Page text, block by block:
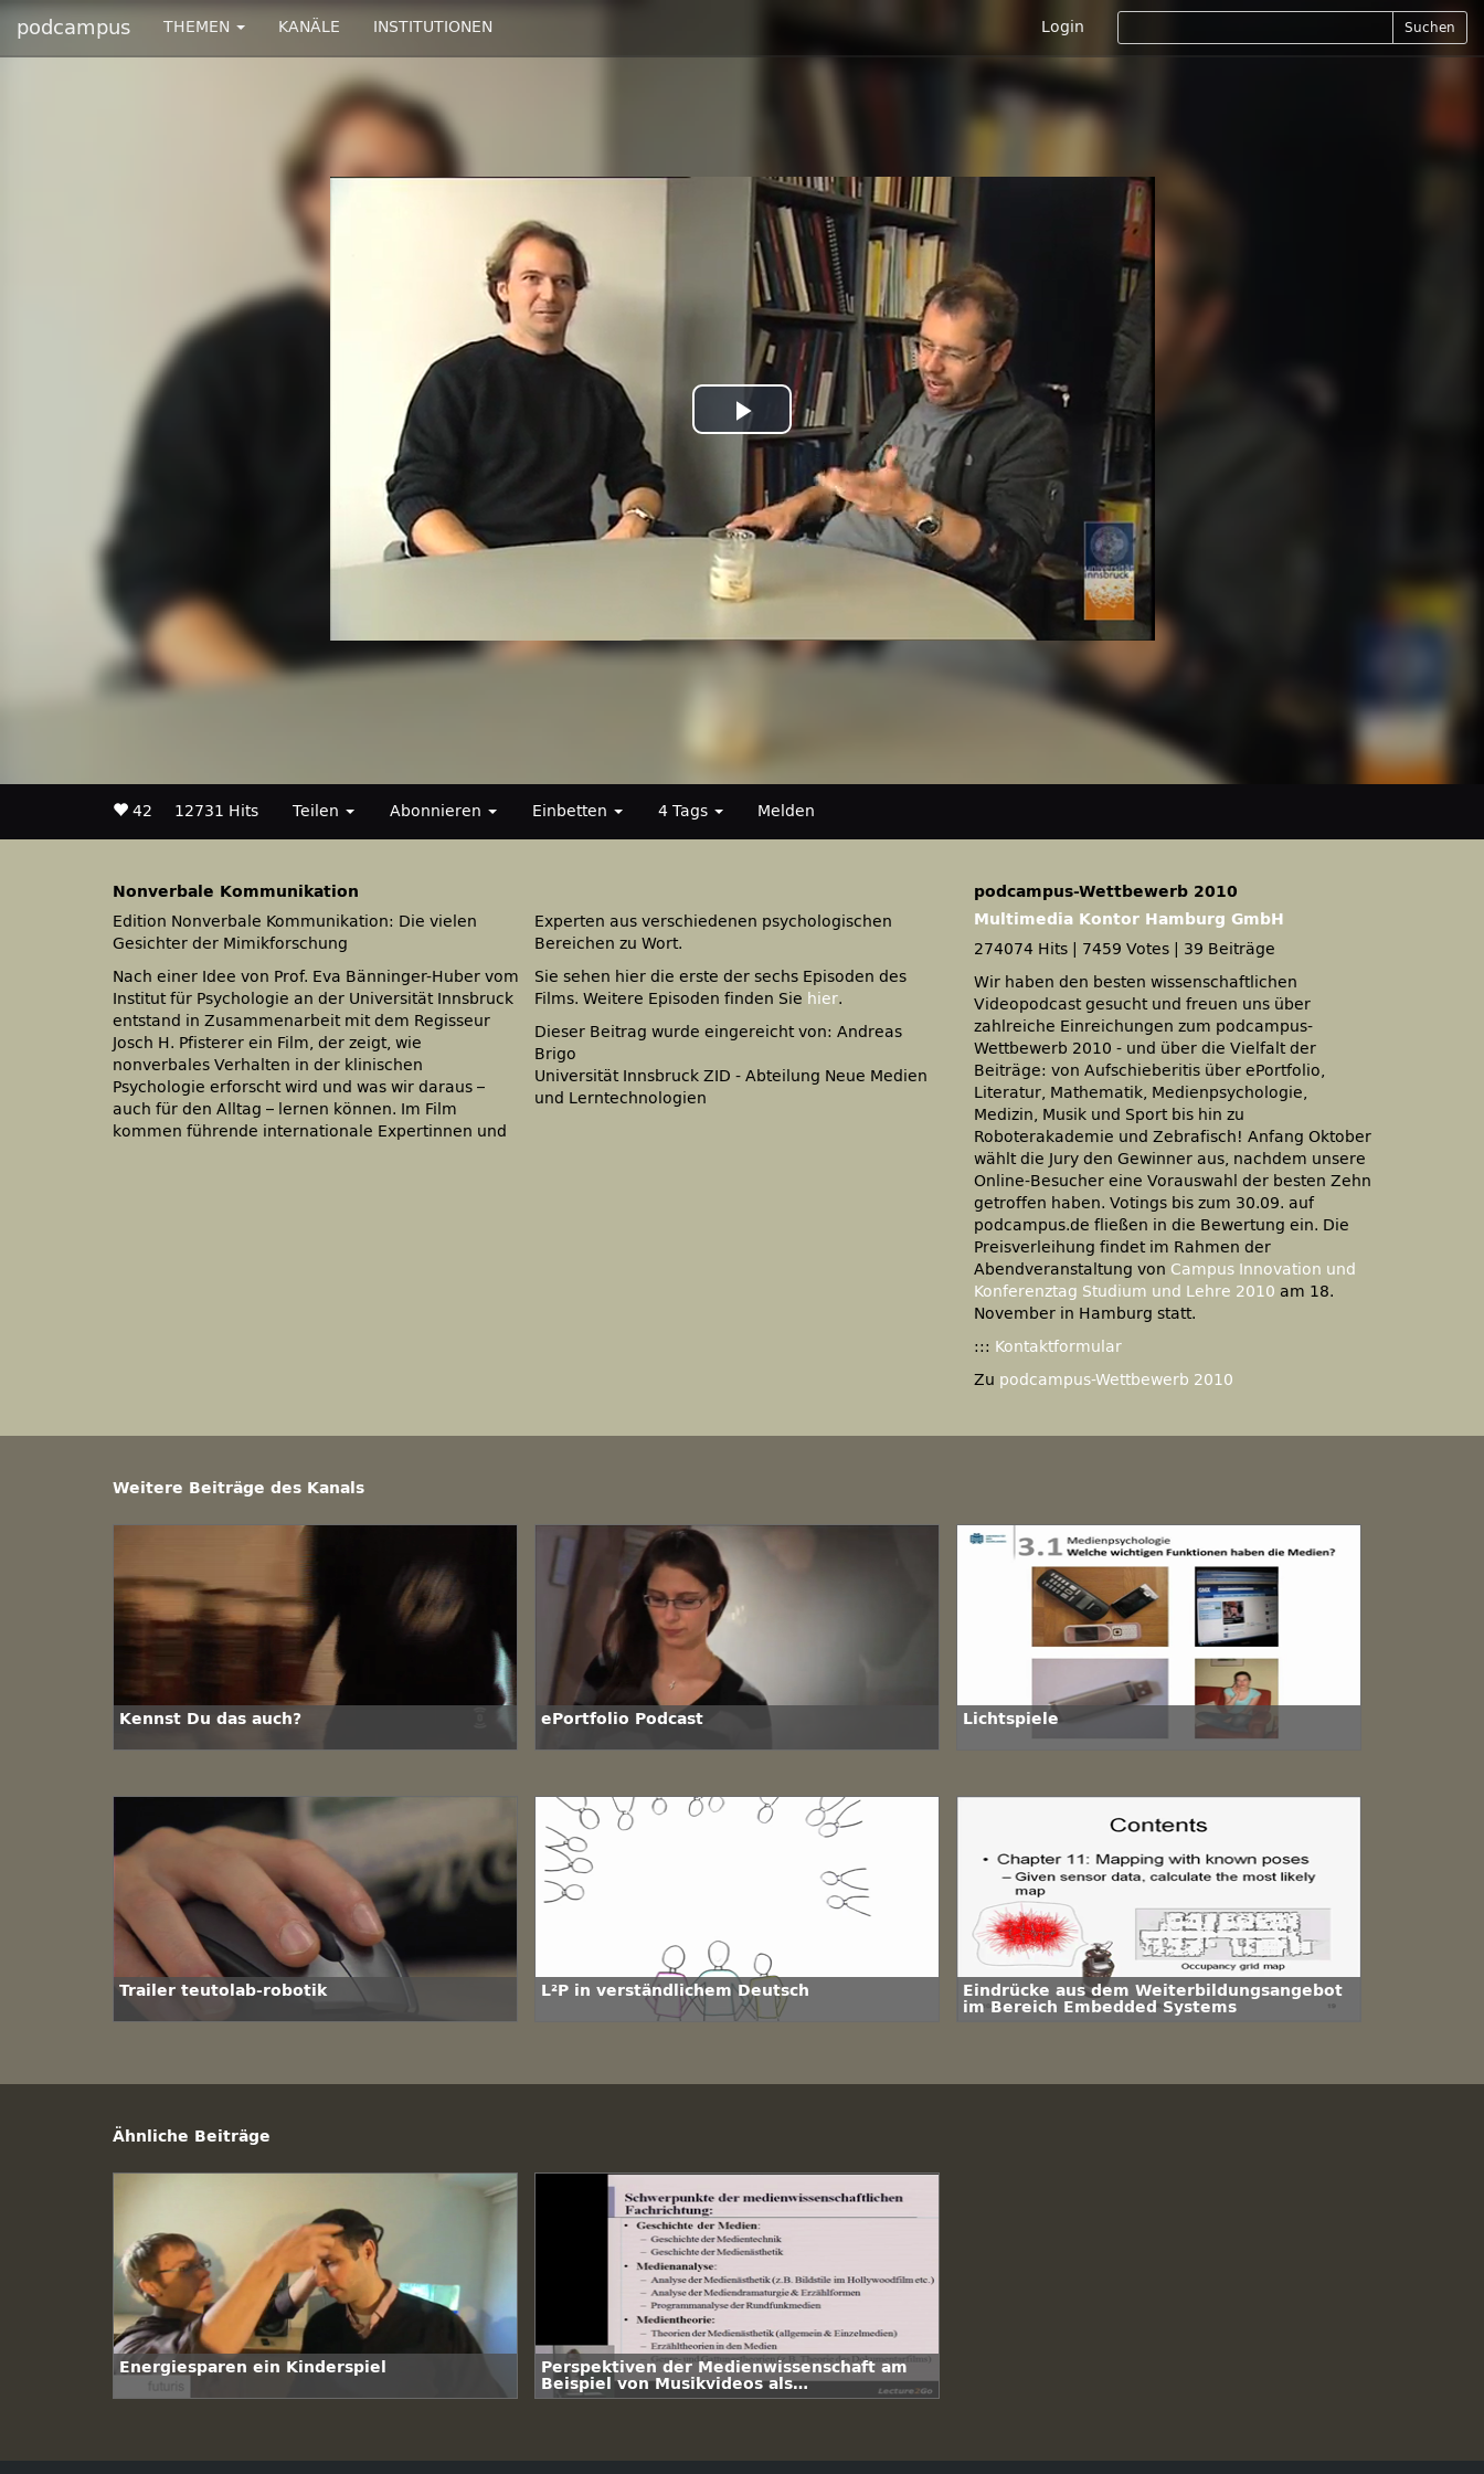
podcampus THEMEN KANÄLE INSTITUTIONEN Login Suchen
Play
Video
42 12731 Hits Teilen Abonnieren Einbetten 4 Tags Melden
Nonverbale Kommunikation
Edition Nonverbale Kommunikation: Die vielen
Gesichter der Mimikforschung
Nach einer Idee von Prof. Eva Bänninger-Huber vom
Institut für Psychologie an der Universität Innsbruck
entstand in Zusammenarbeit mit dem Regisseur
Josch H. Pfisterer ein Film, der zeigt, wie
nonverbales Verhalten in der klinischen
Psychologie erforscht wird und was wir daraus –
auch für den Alltag – lernen können. Im Film
kommen führende internationale Expertinnen und
Experten aus verschiedenen psychologischen
Bereichen zu Wort.
Sie sehen hier die erste der sechs Episoden des
Films. Weitere Episoden finden Sie hier.
Dieser Beitrag wurde eingereicht von: Andreas
Brigo
Universität Innsbruck ZID - Abteilung Neue Medien
und Lerntechnologien
podcampus-Wettbewerb 2010
Multimedia Kontor Hamburg GmbH
274074 Hits
7459 Votes
39 Beiträge
Wir haben den besten wissenschaftlichen
Videopodcast gesucht und freuen uns über
zahlreiche Einreichungen zum podcampus-
Wettbewerb 2010 - und über die Vielfalt der
Beiträge: von Aufschieberitis über ePortfolio,
Literatur, Mathematik, Medienpsychologie,
Medizin, Musik und Sport bis hin zu
Roboterakademie und Zebrafisch! Anfang Oktober
wählt die Jury den Gewinner aus, nachdem unsere
Online-Besucher eine Vorauswahl der besten Zehn
getroffen haben. Votings bis zum 30.09. auf
podcampus.de fließen in die Bewertung ein. Die
Preisverleihung findet im Rahmen der
Abendveranstaltung von Campus Innovation und
Konferenztag Studium und Lehre 2010 am 18.
November in Hamburg statt.
::: Kontaktformular
Zu podcampus-Wettbewerb 2010
Weitere Beiträge des Kanals
Kennst Du das auch? ePortfolio Podcast Lichtspiele
Trailer teutolab-robotik L²P in verständlichem Deutsch
Eindrücke aus dem Weiterbildungsangebot
im Bereich Embedded Systems
Ähnliche Beiträge
Energiesparen ein Kinderspiel
Perspektiven der Medienwissenschaft am
Beispiel von Musikvideos als
Forschungsgegenstand